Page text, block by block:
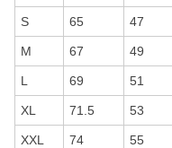
S 65 47
M 67 49
L 69 51
XL 71.5 53
XXL 74 55